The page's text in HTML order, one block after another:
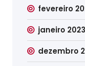
fevereiro
janeiro 2023
dezembro